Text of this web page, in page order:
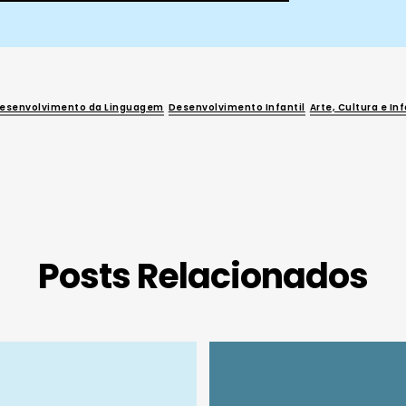
da Linguagem Desenvolvimento Infantil Arte, Cultura e
Posts Relacionados